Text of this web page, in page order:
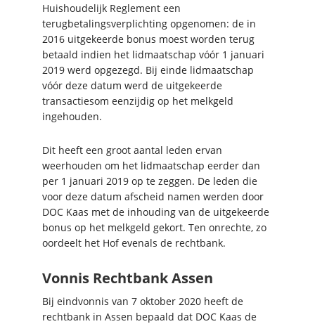
Huishoudelijk Reglement een
terugbetalingsverplichting opgenomen: de in
2016 uitgekeerde bonus moest worden terug
betaald indien het lidmaatschap vóór 1 januari
2019 werd opgezegd. Bij einde lidmaatschap
vóór deze datum werd de uitgekeerde
transactiesom eenzijdig op het melkgeld
ingehouden.
Dit heeft een groot aantal leden ervan
weerhouden om het lidmaatschap eerder dan
per 1 januari 2019 op te zeggen. De leden die
voor deze datum afscheid namen werden door
DOC Kaas met de inhouding van de uitgekeerde
bonus op het melkgeld gekort. Ten onrechte, zo
oordeelt het Hof evenals de rechtbank.
Vonnis Rechtbank Assen
Bij eindvonnis van 7 oktober 2020 heeft de
rechtbank in Assen bepaald dat DOC Kaas de